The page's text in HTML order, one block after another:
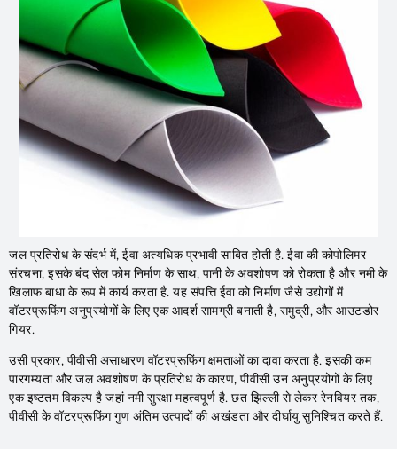
जल प्रतिरोध के संदर्भ में, ईवा अत्यधिक प्रभावी साबित होती है. ईवा की कोपोलिमर
संरचना, इसके बंद सेल फोम निर्माण के साथ, पानी के अवशोषण को रोकता है और नमी के
खिलाफ बाधा के रूप में कार्य करता है. यह संपत्ति ईवा को निर्माण जैसे उद्योगों में
वॉटरप्रूफिंग अनुप्रयोगों के लिए एक आदर्श सामग्री बनाती है, समुद्री, और आउटडोर
गियर.
उसी प्रकार, पीवीसी असाधारण वॉटरप्रूफिंग क्षमताओं का दावा करता है. इसकी कम
पारगम्यता और जल अवशोषण के प्रतिरोध के कारण, पीवीसी उन अनुप्रयोगों के लिए
एक इष्टतम विकल्प है जहां नमी सुरक्षा महत्वपूर्ण है. छत झिल्ली से लेकर रेनवियर तक,
पीवीसी के वॉटरप्रूफिंग गुण अंतिम उत्पादों की अखंडता और दीर्घायु सुनिश्चित करते हैं.